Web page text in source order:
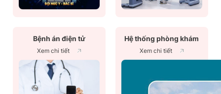
Bệnh án điện tử
Xem chi tiết
Hệ thống phòng khám
Xem chi tiết